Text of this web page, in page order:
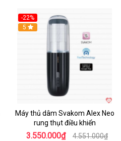
-22%
5
Máy thủ dâm Svakom Alex Neo
rung thụt điều khiển
3.550.000₫ 4.551.000₫